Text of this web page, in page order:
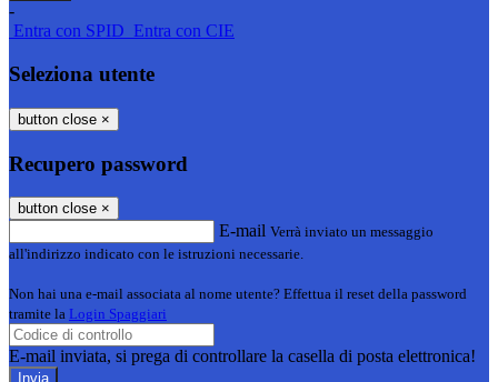
-
Entra con SPID Entra con CIE
Seleziona utente
button close ×
Recupero password
button close ×
E-mail Verrà inviato un messaggio
all'indirizzo indicato con le istruzioni necessarie.
Non hai una e-mail associata al nome utente? Effettua il reset della password
tramite la Login Spaggiari
E-mail inviata, si prega di controllare la casella di posta elettronica!